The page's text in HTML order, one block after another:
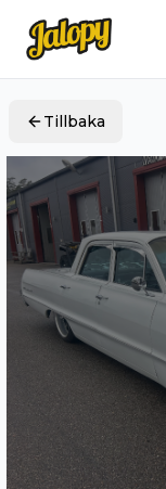
Tillbaka